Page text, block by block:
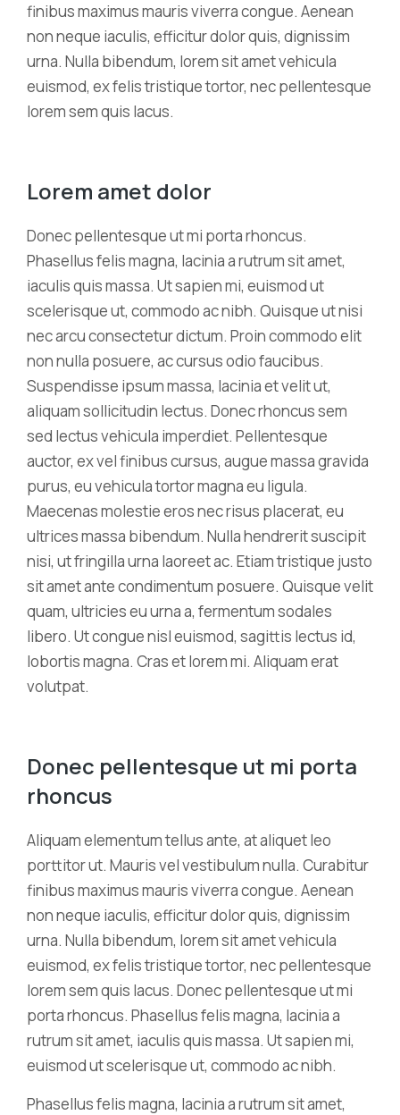
finibus maximus mauris viverra congue. Aenean
non neque iaculis, efficitur dolor quis, dignissim
urna. Nulla bibendum, lorem sit amet vehicula
euismod, ex felis tristique tortor, nec pellentesque
lorem sem quis lacus.
Lorem amet dolor
Donec pellentesque ut mi porta rhoncus.
Phasellus felis magna, lacinia a rutrum sit amet,
iaculis quis massa. Ut sapien mi, euismod ut
scelerisque ut, commodo ac nibh. Quisque ut nisi
nec arcu consectetur dictum. Proin commodo elit
non nulla posuere, ac cursus odio faucibus.
Suspendisse ipsum massa, lacinia et velit ut,
aliquam sollicitudin lectus. Donec rhoncus sem
sed lectus vehicula imperdiet. Pellentesque
auctor, ex vel finibus cursus, augue massa gravida
purus, eu vehicula tortor magna eu ligula.
Maecenas molestie eros nec risus placerat, eu
ultrices massa bibendum. Nulla hendrerit suscipit
nisi, ut fringilla urna laoreet ac. Etiam tristique justo
sit amet ante condimentum posuere. Quisque velit
quam, ultricies eu urna a, fermentum sodales
libero. Ut congue nisl euismod, sagittis lectus id,
lobortis magna. Cras et lorem mi. Aliquam erat
volutpat.
Donec pellentesque ut mi porta
rhoncus
Aliquam elementum tellus ante, at aliquet leo
porttitor ut. Mauris vel vestibulum nulla. Curabitur
finibus maximus mauris viverra congue. Aenean
non neque iaculis, efficitur dolor quis, dignissim
urna. Nulla bibendum, lorem sit amet vehicula
euismod, ex felis tristique tortor, nec pellentesque
lorem sem quis lacus. Donec pellentesque ut mi
porta rhoncus. Phasellus felis magna, lacinia a
rutrum sit amet, iaculis quis massa. Ut sapien mi,
euismod ut scelerisque ut, commodo ac nibh.
Phasellus felis magna, lacinia a rutrum sit amet,